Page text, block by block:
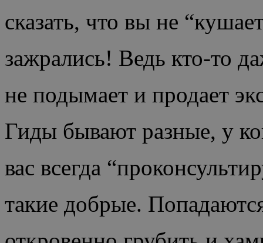
сказать, что вы не
зажрались! Ведь кто-то
не подымает и продает
Гиды бывают разные, у
вас всегда
такие добрые.